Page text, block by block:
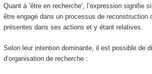
Quant à ’être en recherche’, l’expression signifie
être engagé dans un processus de reconstruction
présentes dans ses actions et y étant relatives.
Selon leur intention dominante, il est possible de
d’organisation de recherche :